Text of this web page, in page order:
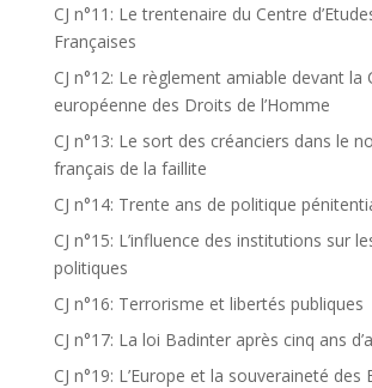
CJ n°11: Le trentenaire du Centre
Françaises
CJ n°12: Le règlement amiable devant la
européenne des Droits de l’Homme
CJ n°13: Le sort des créanciers dans le
français de la faillite
CJ n°14: Trente ans de politique
CJ n°15: L’influence des institutions sur
politiques
CJ n°16: Terrorisme et libertés publiques
CJ n°17: La loi Badinter après cinq ans
CJ n°19: L’Europe et la souveraineté des